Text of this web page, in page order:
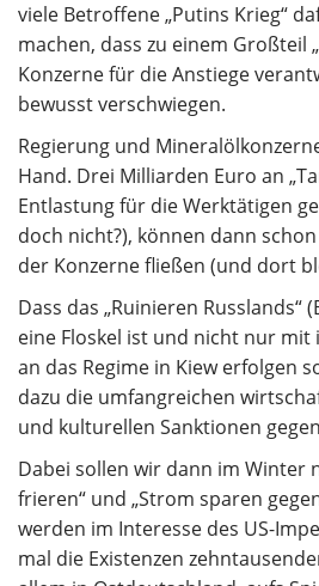
viele Betroffene „Putins Krieg“
machen, dass zu einem Großteil
Konzerne für die Anstiege
bewusst verschwiegen.
Regierung und
Hand. Drei Milliarden Euro an
Entlastung für die Werktätigen
doch nicht?), können dann
der Konzerne fließen (und dort
Dass das „Ruinieren Russlands“
eine Floskel ist und nicht nur
an das Regime in Kiew erfolgen
dazu die umfangreichen
und kulturellen Sanktionen
Dabei sollen wir dann im Winter
frieren“ und „Strom sparen
werden im Interesse des US-
mal die Existenzen